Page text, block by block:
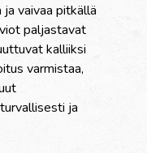
ja vaivaa pitkällä
paljastavat
kalliiksi
varmistaa,
ja